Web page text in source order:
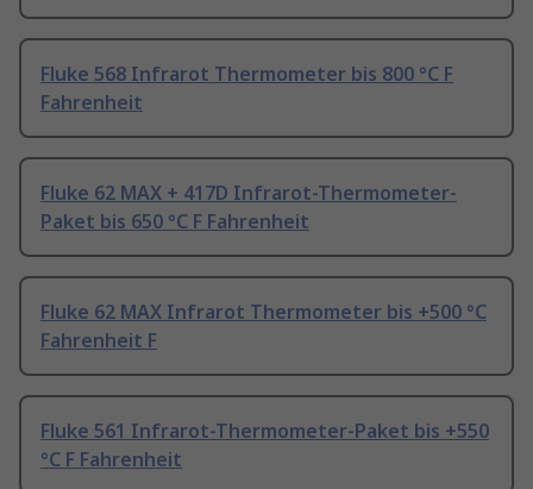
Fluke 568 Infrarot Thermometer bis 800 °C F
Fahrenheit
Fluke 62 MAX + 417D Infrarot-Thermometer-
Paket bis 650 °C F Fahrenheit
Fluke 62 MAX Infrarot Thermometer bis +500 °C
Fahrenheit F
Fluke 561 Infrarot-Thermometer-Paket bis +550
°C F Fahrenheit